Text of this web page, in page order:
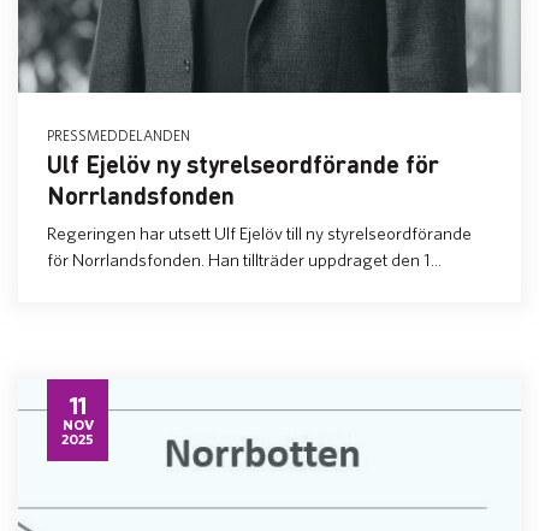
PRESSMEDDELANDEN
Ulf Ejelöv ny styrelseordförande för
Norrlandsfonden
Regeringen har utsett Ulf Ejelöv till ny styrelseordförande
för Norrlandsfonden. Han tillträder uppdraget den 1...
11
NOV
2025